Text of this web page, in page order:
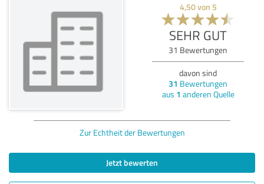
4,50von 5
SEHR GUT
31 Bewertungen
davon sind
31 Bewertungen
aus 1 anderen Quelle
Zur Echtheit der Bewertungen
Jetzt bewerten